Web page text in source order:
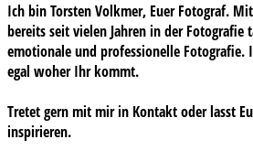
Ich bin Torsten Volkmer, Euer Fotograf.
bereits seit vielen Jahren in der Fotografie
emotionale und professionelle Fotografie.
egal woher Ihr kommt.
Tretet gern mit mir in Kontakt oder lasst
inspirieren.